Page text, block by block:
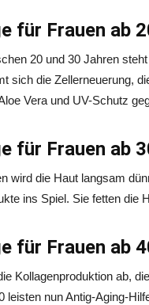
für Frauen ab
20 und 30 Jahren
sich die Zellerneuerung,
Vera und UV-Schutz
für Frauen ab
wird die Haut langsam
ins Spiel. Sie fetten die
für Frauen ab
Kollagenproduktion ab,
leisten nun Antig-Aging-